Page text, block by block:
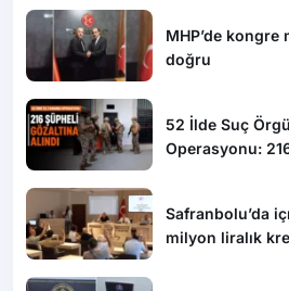
MHP’de
doğru
52 İlde Suç
Operasyonu:
Safranbolu’da
milyon liralık